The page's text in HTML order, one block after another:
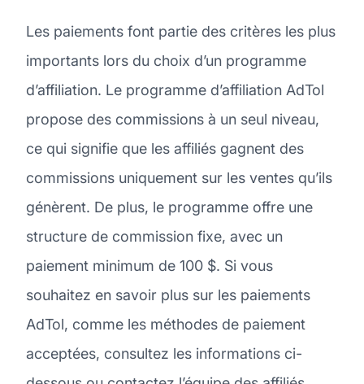
Les paiements font partie des critères les plus
importants lors du choix d’un programme
d’affiliation. Le programme d’affiliation AdTol
propose des commissions à un seul niveau,
ce qui signifie que les affiliés gagnent des
commissions uniquement sur les ventes qu’ils
génèrent. De plus, le programme offre une
structure de commission fixe, avec un
paiement minimum de 100 $. Si vous
souhaitez en savoir plus sur les paiements
AdTol, comme les méthodes de paiement
acceptées, consultez les informations ci-